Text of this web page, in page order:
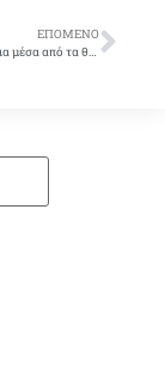
ΕΠΌΜΕΝΟ
ΕΦΑΠΑΞ: Η αλήθεια μέσα από τα θεσμικά κείμενα